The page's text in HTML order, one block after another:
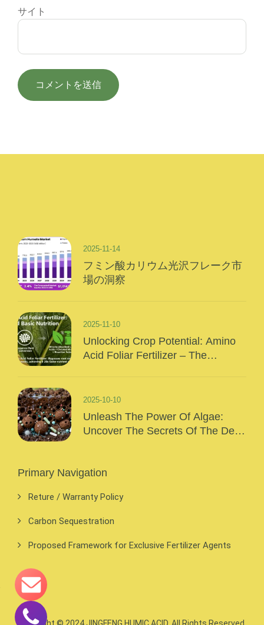
サイト
フミン酸カリウム光沢フレーク市
場の洞察
2025-11-14
Unlocking Crop Potential: Amino
Acid Foliar Fertilizer – The
2025-11-10
Unleash The Power Of Algae:
Uncover The Secrets Of The Deep
2025-10-10
Primary Navigation
Reture / Warranty Policy
Carbon Sequestration
Proposed Framework for Exclusive Fertilizer Agents